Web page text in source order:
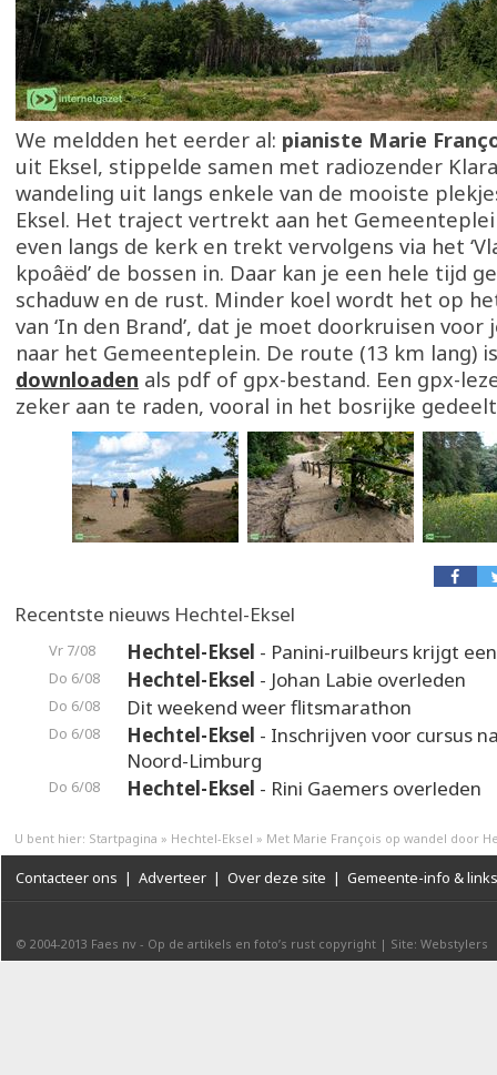
We meldden het eerder al: pianiste Marie
uit Eksel, stippelde samen met radiozender
wandeling uit langs enkele van de mooiste
Eksel. Het traject vertrekt aan het
even langs de kerk en trekt vervolgens via het
kpoâëd’ de bossen in. Daar kan je een hele tijd
schaduw en de rust. Minder koel wordt het op
van ‘In den Brand’, dat je moet doorkruisen
naar het Gemeenteplein. De route (13 km lang)
downloaden als pdf of gpx-bestand. Een gpx-
zeker aan te raden, vooral in het bosrijke
Recentste nieuws Hechtel-Eksel
Vr 7/08 Hechtel-Eksel - Panini-ruilbeurs krijgt
Do 6/08 Hechtel-Eksel - Johan Labie overleden
Do 6/08 Dit weekend weer flitsmarathon
Do 6/08 Hechtel-Eksel - Inschrijven voor cursus
Noord-Limburg
Do 6/08 Hechtel-Eksel - Rini Gaemers overleden
U bent hier: Startpagina » Hechtel-Eksel » Met Marie François op wandel door
Contacteer ons | Adverteer | Over deze site | Gemeente-info & links
© 2004-2013 Faes nv - Op de artikels en foto’s rust copyright | Site: Webstylers